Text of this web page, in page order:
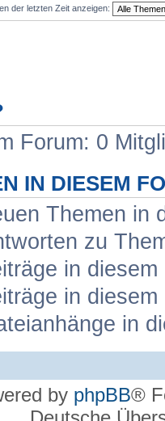
der letzten Zeit anzeigen:
Forum: 0
IN DIESEM
Themen in
zu
in
in
in
by phpBB®